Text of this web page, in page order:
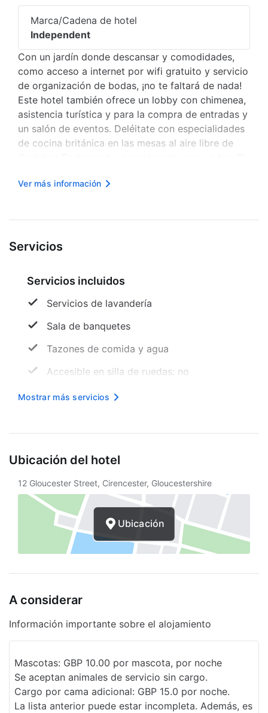
Marca/Cadena de hotel
Independent
Con un jardín donde descansar y comodidades,
como acceso a internet por wifi gratuito y servicio
de organización de bodas, ¡no te faltará de nada!
Este hotel también ofrece un lobby con chimenea,
asistencia turística y para la compra de entradas y
un salón de eventos. Deléitate con especialidades
de cocina británica en las mesas al aire libre de
del servicio a la habitación disponible con horario
Ver más información
Servicios
Servicios incluidos
Servicios de lavandería
Sala de banquetes
Tazones de comida y agua
Accesible en silla de ruedas: no
Resguardo de equipaje
Internet inalámbrico en cortesía
Propiedad libre de humo
Vista al jardín
Snack bar
Asistencia turística
Bodas
Estacionamiento sin asistencia gratuito
Chimenea en el lobby
Mostrar más servicios
Ubicación del hotel
12 Gloucester Street, Cirencester, Gloucestershire
Ubicación
A considerar
Información importante sobre el alojamiento
Mascotas: GBP 10.00 por mascota, por noche
Se aceptan animales de servicio sin cargo.
Cargo por cama adicional: GBP 15.0 por noche.
La lista anterior puede estar incompleta. Además, es